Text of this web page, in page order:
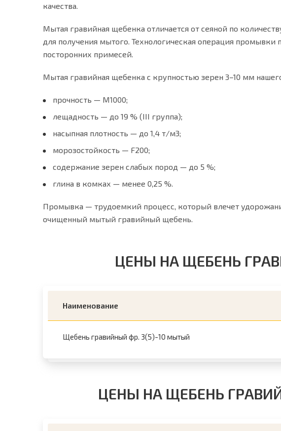
качества.
Мытая гравийная щебенка отличается от сеяной по
для получения мытого. Технологическая операция
посторонних примесей.
Мытая гравийная щебенка с крупностью зерен 3–10 мм
прочность — М1000;
лещадность — до 19 % (III группа);
насыпная плотность — до 1,4 т/м3;
морозостойкость — F200;
содержание зерен слабых пород — до 5 %;
глина в комках — менее 0,25 %.
Промывка — трудоемкий процесс, который влечет
очищенный мытый гравийный щебень.
ЦЕНЫ НА ЩЕБЕНЬ
Наименование
Щебень гравийный фр. 3(5)-10 мытый
ЦЕНЫ НА ЩЕБЕНЬ